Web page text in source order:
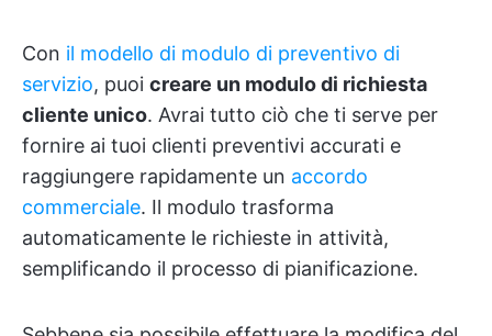
Con il modello di modulo di preventivo di
servizio, puoi creare un modulo di richiesta
cliente unico. Avrai tutto ciò che ti serve per
fornire ai tuoi clienti preventivi accurati e
raggiungere rapidamente un accordo
commerciale. Il modulo trasforma
automaticamente le richieste in attività,
semplificando il processo di pianificazione.